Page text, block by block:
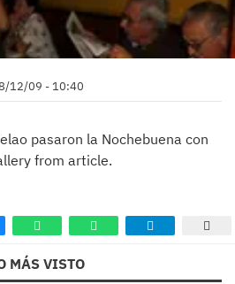
12/09 - 10:40
pasaron la Nochebuena con
from article.
MÁS VISTO